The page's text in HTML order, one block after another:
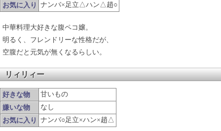
お気に入り
ナンバ×足立△ハン△趙○
中華料理大好きな腹ペコ嬢。
明るく、フレンドリーな性格だが、
空腹だと元気が無くなるらしい。
リィリィー
好きな物
甘いもの
嫌いな物
なし
お気に入り
ナンバ○足立×ハン×趙△